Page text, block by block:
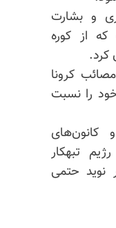
و بشارت
از کوره
کرونا
را نسبت
کانون‌های
تبهکار
نوید حتمی